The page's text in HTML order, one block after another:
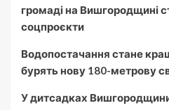
громаді на Вишгородщині
соцпроєкти
Водопостачання стане
бурять нову 180-метрову
У дитсадках